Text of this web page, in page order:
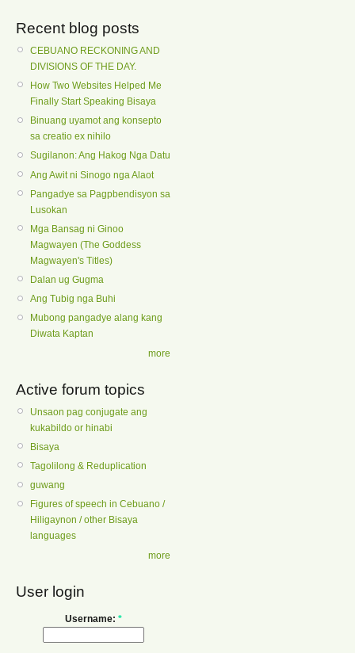
Recent blog posts
CEBUANO RECKONING AND
DIVISIONS OF THE DAY.
How Two Websites Helped Me
Finally Start Speaking Bisaya
Binuang uyamot ang konsepto
sa creatio ex nihilo
Sugilanon: Ang Hakog Nga Datu
Ang Awit ni Sinogo nga Alaot
Pangadye sa Pagpbendisyon sa
Lusokan
Mga Bansag ni Ginoo
Magwayen (The Goddess
Magwayen's Titles)
Dalan ug Gugma
Ang Tubig nga Buhi
Mubong pangadye alang kang
Diwata Kaptan
more
Active forum topics
Unsaon pag conjugate ang
kukabildo or hinabi
Bisaya
Tagolilong & Reduplication
guwang
Figures of speech in Cebuano /
Hiligaynon / other Bisaya
languages
more
User login
Username: *